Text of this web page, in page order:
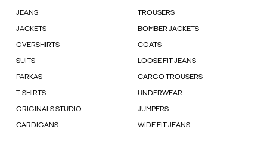
JEANS TROUSERS
JACKETS BOMBER JACKETS
OVERSHIRTS COATS
SUITS LOOSE FIT JEANS
PARKAS CARGO TROUSERS
T-SHIRTS UNDERWEAR
ORIGINALS STUDIO JUMPERS
CARDIGANS WIDE FIT JEANS